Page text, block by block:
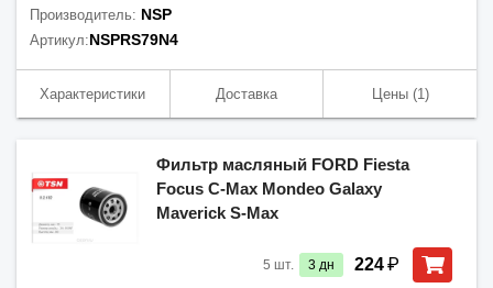
Производитель: NSP
Артикул:NSPRS79N4
Характеристики Доставка Цены(1)
Фильтр масляный FORD Fiesta
Focus C-Max Mondeo Galaxy
Maverick S-Max
5 шт. 3 дн 224₽